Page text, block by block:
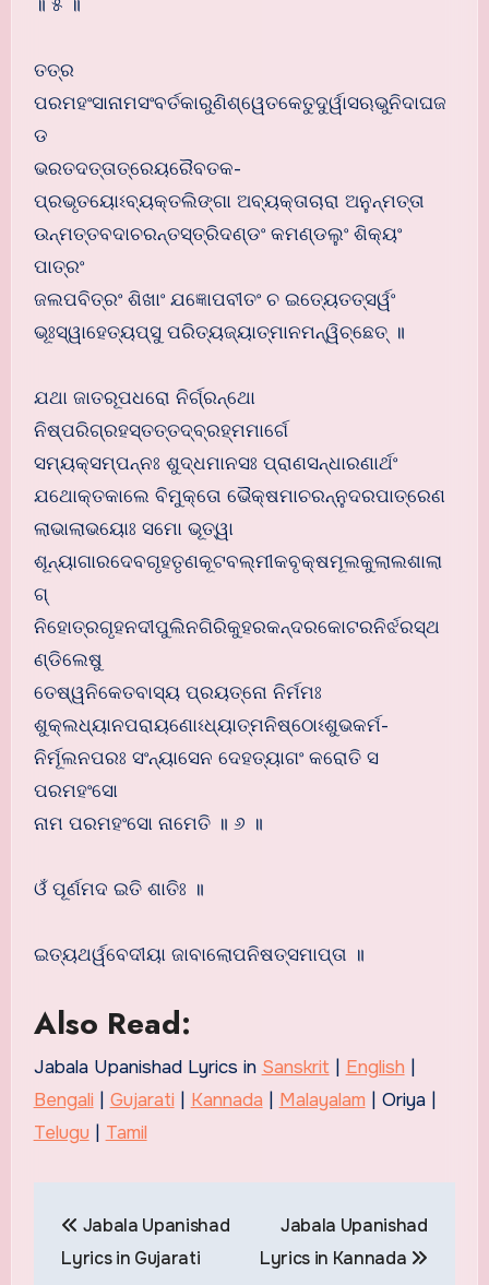
॥ ୫ ॥
ତତ୍ର
ପରମହଂସାନାମସଂବର୍ତକାରୁଣିଶ୍ୱେତକେତୁଦୁର୍ୱାସଋଭୁନିଦାଘଜ
ଡ
ଭରତଦତ୍ତାତ୍ରେୟରୈବତକ-
ପ୍ରଭୃତୟୋଽବ୍ୟକ୍ତଲିଙ୍ଗା ଅବ୍ୟକ୍ତାଚାରା ଅନୁନ୍ମତ୍ତା
ଉନ୍ମତ୍ତବଦାଚରନ୍ତସ୍ତ୍ରିଦଣ୍ଡଂ କମଣ୍ଡଲୁଂ ଶିକ୍ୟଂ
ପାତ୍ରଂ
ଜଲପବିତ୍ରଂ ଶିଖାଂ ଯଜ୍ଞୋପବୀତଂ ଚ ଇତ୍ୟେତତ୍ସର୍ୱଂ
ଭୂଃସ୍ୱାହେତ୍ୟପ୍ସୁ ପରିତ୍ୟଜ୍ୟାତ୍ମାନମନ୍ୱିଚ୍ଛେତ୍ ॥
ଯଥା ଜାତରୂପଧରୋ ନିର୍ଗ୍ରନ୍ଥୋ
ନିଷ୍ପରିଗ୍ରହସ୍ତତ୍ତଦ୍ବ୍ରହ୍ମମାର୍ଗେ
ସମ୍ୟକ୍ସମ୍ପନ୍ନଃ ଶୁଦ୍ଧମାନସଃ ପ୍ରାଣସନ୍ଧାରଣାର୍ଥଂ
ଯଥୋକ୍ତକାଲେ ବିମୁକ୍ତୋ ଭୈକ୍ଷମାଚରନ୍ନୁଦରପାତ୍ରେଣ
ଲାଭାଲାଭୟୋଃ ସମୋ ଭୂତ୍ୱା
ଶୂନ୍ୟାଗାରଦେବଗୃହତୃଣକୂଟବଲ୍ମୀକବୃକ୍ଷମୂଲକୁଲାଲଶାଲା
ଗ୍
ନିହୋତ୍ରଗୃହନଦୀପୁଲିନଗିରିକୁହରକନ୍ଦରକୋଟରନିର୍ଝରସ୍ଥ
ଣ୍ଡିଲେଷୁ
ତେଷ୍ୱନିକେତବାସ୍ୟ ପ୍ରୟତ୍ନୋ ନିର୍ମମଃ
ଶୁକ୍ଲଧ୍ୟାନପରାୟଣୋଽଧ୍ୟାତ୍ମନିଷ୍ଠୋଽଶୁଭକର୍ମ-
ନିର୍ମୂଲନପରଃ ସଂନ୍ୟାସେନ ଦେହତ୍ୟାଗଂ କରୋତି ସ
ପରମହଂସୋ
ନାମ ପରମହଂସୋ ନାମେତି ॥ ୬ ॥
ଓଁ ପୂର୍ଣମଦ ଇତି ଶାତିଃ ॥
ଇତ୍ୟଥର୍ୱବେଦୀୟା ଜାବାଲୋପନିଷତ୍ସମାପ୍ତା ॥
Also Read:
Jabala Upanishad Lyrics in Sanskrit| English |
Bengali | Gujarati | Kannada | Malayalam | Oriya |
Telugu | Tamil
navigation
Jabala Upanishad
Lyrics in Gujarati
Jabala Upanishad
Lyrics in Kannada